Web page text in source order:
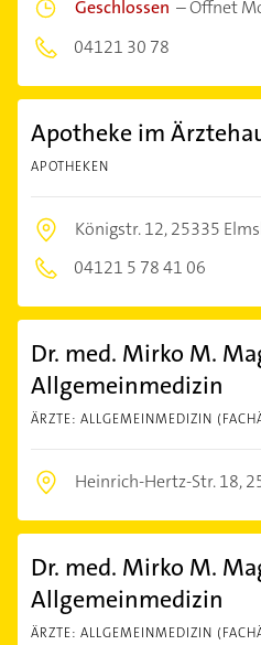
Geschlossen –Öffnet
04121 30 78
Apotheke im
APOTHEKEN
Königstr. 12,25335
04121 5 78 41 06
Dr. med. Mirko M.
Allgemeinmedizin
ÄRZTE: ALLGEMEINMEDIZIN
Heinrich-Hertz-Str. 18,
Dr. med. Mirko M.
Allgemeinmedizin
ÄRZTE: ALLGEMEINMEDIZIN